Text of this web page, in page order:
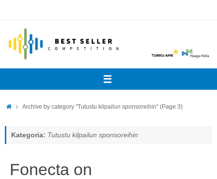
HomeArchive by category "Tutustu kilpailun sponsoreihin"(Page 3)
Kategoria: Tutustu kilpailun sponsoreihin
Fonecta on